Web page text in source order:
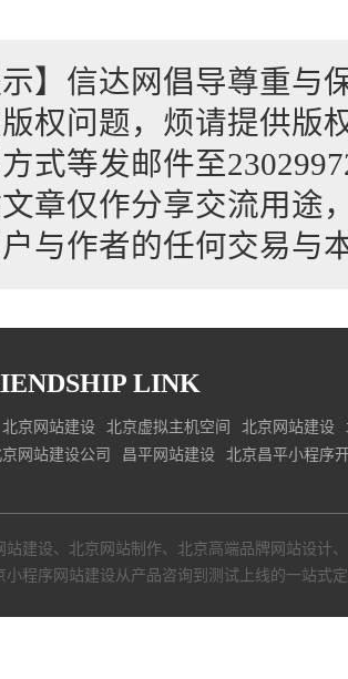
示】信达网倡导尊重与
权问题，烦请提供版
式等发邮件至
章仅作分享交流用途
与作者的任何交易与
LINK
北京网站建设 北京虚拟主机空间 北京网站建设
网站建设公司 昌平网站建设 北京昌平小程序
站建设、 北京网站制作、 北京高端品牌网站设计、
小程序网站建设从产品咨询到测试上线的一站式